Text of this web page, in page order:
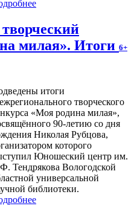
милая». Итоги 6+
итоги
творческого
«Моя родина милая»,
90-летию со дня
Николая Рубцова,
которого
Юношеский центр им.
Тендрякова Вологодской
универсальной
библиотеки.